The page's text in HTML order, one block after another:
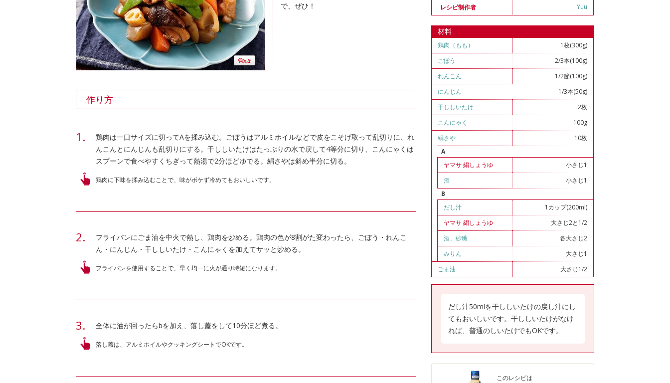
で、ぜひ！
作り方
鶏肉は一口サイズに切ってAを揉み込む。ごぼうはアルミホイルなどで皮をこそげ取って乱切りに、れ
んこんとにんじんも乱切りにする。干ししいたけはたっぷりの水で戻して4等分に切り、こんにゃくは
スプーンで食べやすくちぎって熱湯で2分ほどゆでる。絹さやは斜め半分に切る。
鶏肉に下味を揉み込むことで、味がボケず冷めてもおいしいです。
フライパンにごま油を中火で熱し、鶏肉を炒める。鶏肉の色が8割がた変わったら、ごぼう・れんこ
ん・にんじん・干ししいたけ・こんにゃくを加えてサッと炒める。
フライパンを使用することで、早く均一に火が通り時短になります。
全体に油が回ったらbを加え、落し蓋をして10分ほど煮る。
落し蓋は、アルミホイルやクッキングシートでOKです。
レシピ制作者
Yuu
材料
鶏肉（もも）
1枚(300g)
ごぼう
2/3本(100g)
れんこん
1/2節(100g)
にんじん
1/3本(50g)
干ししいたけ
2枚
こんにゃく
100g
絹さや
10枚
A
ヤマサ 絹しょうゆ
小さじ1
酒
小さじ1
B
だし汁
1カップ(200ml)
ヤマサ 絹しょうゆ
大さじ2と1/2
酒、砂糖
各大さじ2
みりん
大さじ1
ごま油
大さじ1/2
だし汁50mlを干ししいたけの戻し汁にし
てもおいしいです。干ししいたけがなけ
れば、普通のしいたけでもOKです。
このレシピは